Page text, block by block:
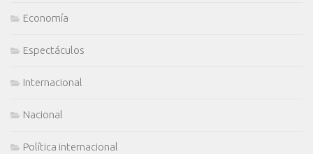
Economía
Espectáculos
Internacional
Nacional
Política internacional